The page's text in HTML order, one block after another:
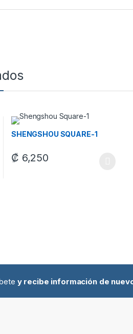
SHENGSHOU SQUARE-1
₡ 6,250
y recibe información de